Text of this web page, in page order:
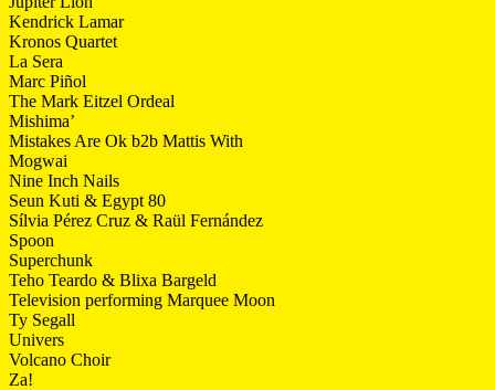
Kendrick Lamar
Kronos Quartet
La Sera
Marc Piñol
The Mark Eitzel Ordeal
Mishima’
Mistakes Are Ok b2b Mattis With
Mogwai
Nine Inch Nails
Seun Kuti & Egypt 80
Sílvia Pérez Cruz & Raül Fernández
Spoon
Superchunk
Teho Teardo & Blixa Bargeld
Television performing Marquee Moon
Ty Segall
Univers
Volcano Choir
Za!